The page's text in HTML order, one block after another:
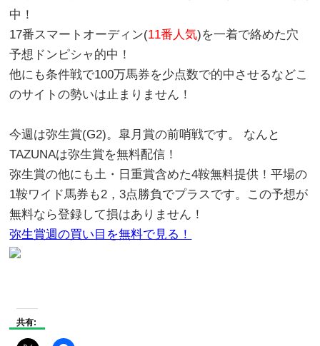
中！
17番スマートオーディン(11番人気)を一着で絡めた穴
予想ドンピシャ的中！
他にも条件戦で100万馬券を少点数で的中させるなどこ
のサイトの勢いは止まりません！
今週は弥生賞(G2)。皐月賞の前哨戦です。 なんと
TAZUNAは弥生賞を無料配信！
弥生賞の他にも土・日重賞含めた4鞍無料提供！平場の
1鞍ワイド馬券も2，3点勝負でプラスです。この予想が
無料なら登録して損はありません！
弥生賞週の買い目を無料で見る！
共有: